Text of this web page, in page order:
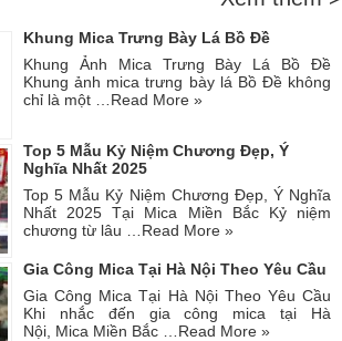
Khung Mica Trưng Bày Lá Bồ Đề
Khung Ảnh Mica Trưng Bày Lá Bồ Đề
Khung ảnh mica trưng bày lá Bồ Đề không
chỉ là một …Read More »
Top 5 Mẫu Kỷ Niệm Chương Đẹp, Ý
Nghĩa Nhất 2025
Top 5 Mẫu Kỷ Niệm Chương Đẹp, Ý Nghĩa
Nhất 2025 Tại Mica Miền Bắc Kỷ niệm
chương từ lâu …Read More »
Gia Công Mica Tại Hà Nội Theo Yêu Cầu
Gia Công Mica Tại Hà Nội Theo Yêu Cầu
Khi nhắc đến gia công mica tại Hà
Nội, Mica Miền Bắc … Read More »